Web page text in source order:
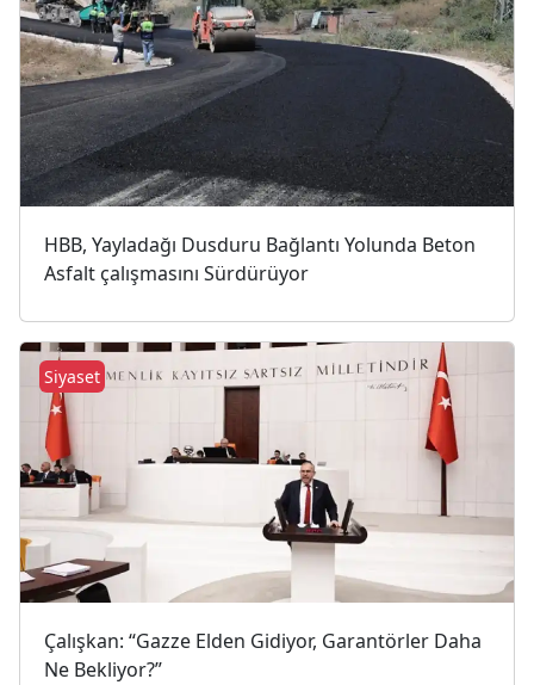
HBB, Yayladağı Dusduru Bağlantı Yolunda Beton
Asfalt çalışmasını Sürdürüyor
Çalışkan: “Gazze Elden Gidiyor, Garantörler Daha
Ne Bekliyor?”
Siyaset